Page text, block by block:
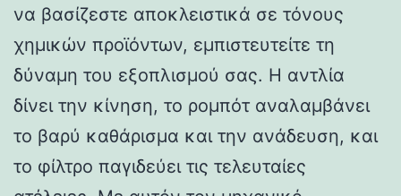
να βασίζεστε αποκλειστικά σε τόνους
χημικών προϊόντων, εμπιστευτείτε τη
δύναμη του εξοπλισμού σας. Η αντλία
δίνει την κίνηση, το ρομπότ αναλαμβάνει
το βαρύ καθάρισμα και την ανάδευση, και
το φίλτρο παγιδεύει τις τελευταίες